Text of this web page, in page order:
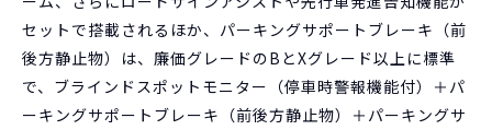
セットで搭載されるほか、パーキングサポートブレーキ（前
後方静止物）は、廉価グレードのBとXグレード以上に標準
で、ブラインドスポットモニター（停車時警報機能付）＋パ
ーキングサポートブレーキ（前後方静止物）＋パーキングサ